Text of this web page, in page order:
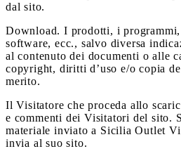
dal sito.
Download. I prodotti, i programmi,
software, ecc., salvo diversa
al contenuto dei documenti o alle
copyright, diritti d’uso e/o copia
merito.
Il Visitatore che proceda allo
e commenti dei Visitatori del sito.
materiale inviato a Sicilia Outlet
invia al suo sito.